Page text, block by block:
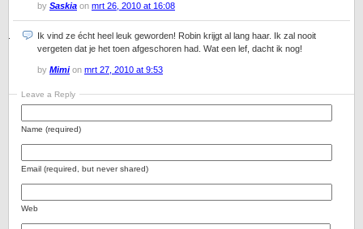
by Saskia on mrt 26, 2010 at 16:08
Ik vind ze écht heel leuk geworden! Robin krijgt al lang haar. Ik zal nooit
vergeten dat je het toen afgeschoren had. Wat een lef, dacht ik nog!
by Mimion mrt 27, 2010 at 9:53
Leave a Reply
Name (required)
Email (required, but never shared)
Web